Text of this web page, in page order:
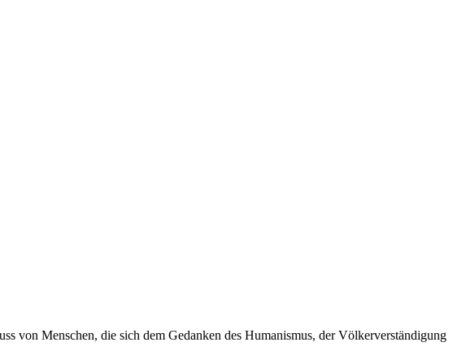
von Menschen, die sich dem Gedanken des Humanismus, der Völkerverständigung